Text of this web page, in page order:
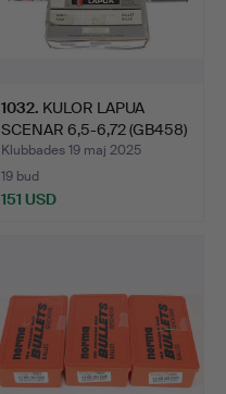
1032. KULOR LAPUA
SCENAR 6,5-6,72 (GB458)
9.0G 5…
Klubbades 19 maj 2025
19 bud
151 USD